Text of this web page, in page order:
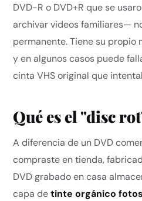
DVD-R o DVD+R que se
archivar videos familiares—
permanente. Tiene su propio
y en algunos casos puede
cinta VHS original que
Qué es el "disc
A diferencia de un DVD
compraste en tienda,
DVD grabado en casa
capa detinte orgánico